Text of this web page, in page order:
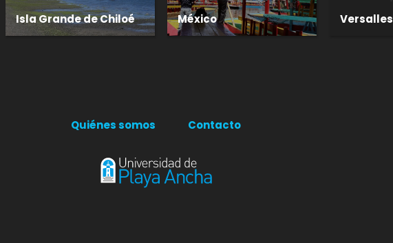
Isla Grande de Chiloé México Versalles
Quiénes somos Contacto